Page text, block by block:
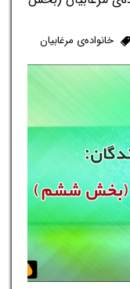
خانواده‌ی مرغابیان